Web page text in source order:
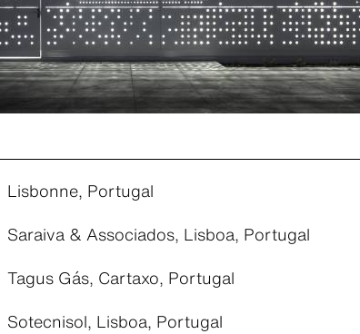
Lisbonne, Portugal
Saraiva & Associados, Lisboa, Portugal
Tagus Gás, Cartaxo, Portugal
Sotecnisol, Lisboa, Portugal